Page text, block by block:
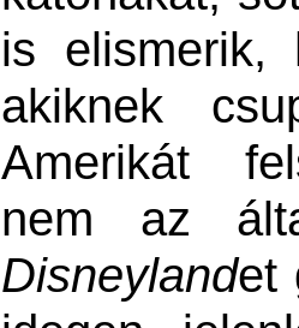
is elismerik,
akiknek
Amerikát
nem az
Disneylandet